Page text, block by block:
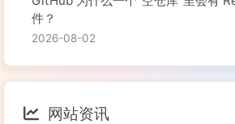
件？
2026-08-02
网站资讯